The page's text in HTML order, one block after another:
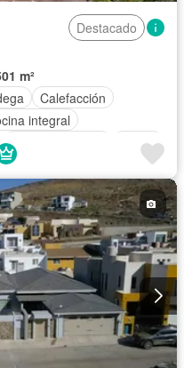
Destacado
m²
Calefacción
integral
Estacionamiento
Jardín